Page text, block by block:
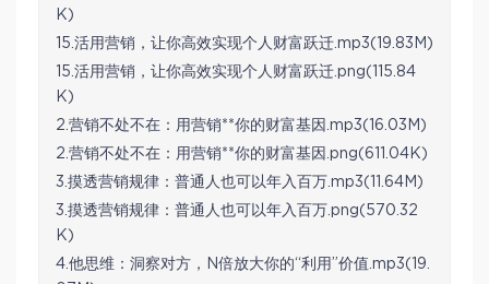
K)
15.活用营销，让你高效实现个人财富跃迁.mp3(19.83M)
15.活用营销，让你高效实现个人财富跃迁.png(115.84
K)
2.营销不处不在：用营销**你的财富基因.mp3(16.03M)
2.营销不处不在：用营销**你的财富基因.png(611.04K)
3.摸透营销规律：普通人也可以年入百万.mp3(11.64M)
3.摸透营销规律：普通人也可以年入百万.png(570.32
K)
4.他思维：洞察对方，N倍放大你的“利用”价值.mp3(19.